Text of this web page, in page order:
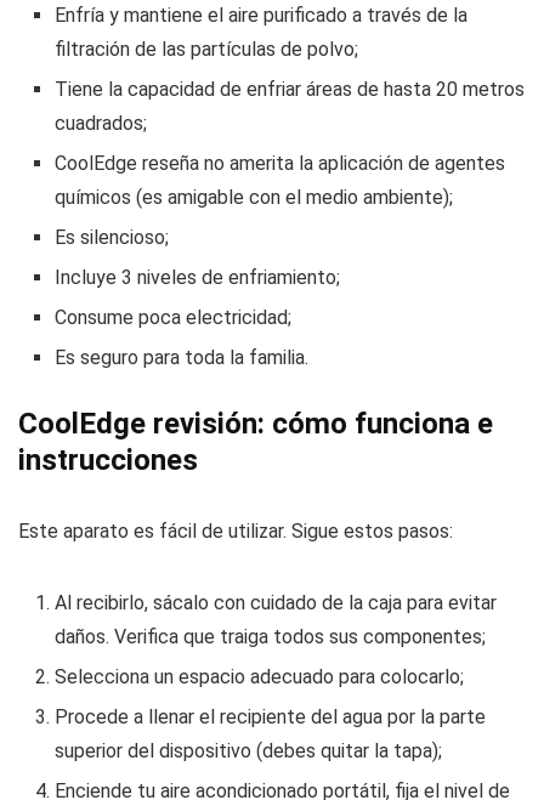
Enfría y mantiene el aire purificado a través de la
filtración de las partículas de polvo;
Tiene la capacidad de enfriar áreas de hasta 20 metros
cuadrados;
CoolEdge reseña no amerita la aplicación de agentes
químicos (es amigable con el medio ambiente);
Es silencioso;
Incluye 3 niveles de enfriamiento;
Consume poca electricidad;
Es seguro para toda la familia.
CoolEdge revisión: cómo funciona e
instrucciones
Este aparato es fácil de utilizar. Sigue estos pasos:
Al recibirlo, sácalo con cuidado de la caja para evitar
daños. Verifica que traiga todos sus componentes;
Selecciona un espacio adecuado para colocarlo;
Procede a llenar el recipiente del agua por la parte
superior del dispositivo (debes quitar la tapa);
Enciende tu aire acondicionado portátil, fija el nivel de